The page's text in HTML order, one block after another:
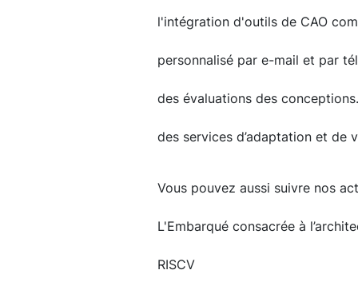
l'intégration d'outils de CAO
personnalisé par e-mail et par
des évaluations des
des services d’adaptation et de
Vous pouvez aussi suivre nos
L'Embarqué consacrée à
RISCV